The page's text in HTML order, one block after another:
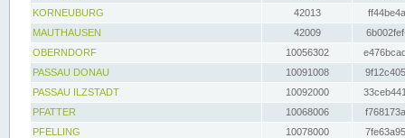
KORNEUBURG
42013
MAUTHAUSEN
42009
OBERNDORF
10056302
PASSAU DONAU
10091008
PASSAU ILZSTADT
10092000
PFATTER
10068006
PFELLING
10078000